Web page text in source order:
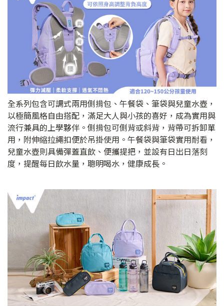
全系列包含可調式兩用側揹包、午餐袋、筆袋與兒童水壺，
以極簡風格自由搭配，滿足大人與小孩的喜好，成為實用與
流行兼具的上學夥伴。側揹包可側背或斜背，背帶可拆卸單
用，附伸縮拉繩扣便於吊掛使用。午餐袋與筆袋實用耐看，
兒童水壺則具備彈蓋直飲、便攜提把，並設有日出日落刻
度，提醒每日飲水量，聰明喝水，健康成長。